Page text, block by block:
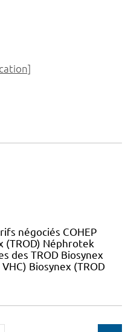
négociés COHEP
(TROD) Néphrotek
des TROD Biosynex
Biosynex (TROD